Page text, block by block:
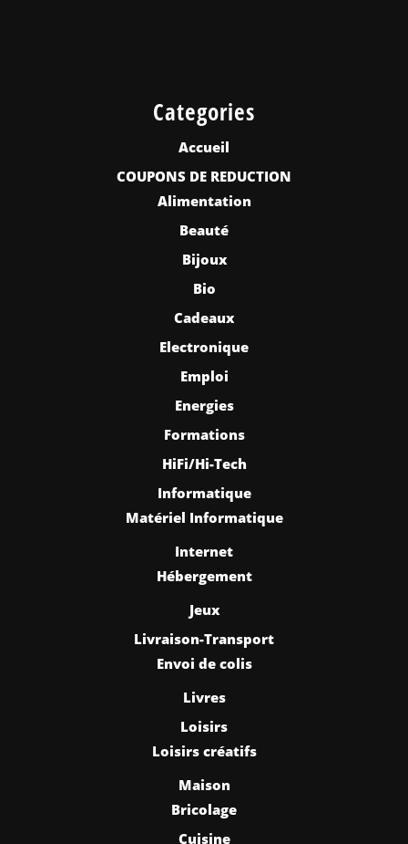
Categories
Accueil
COUPONS DE REDUCTION
Alimentation
Beauté
Bijoux
Bio
Cadeaux
Electronique
Emploi
Energies
Formations
HiFi/Hi-Tech
Informatique
Matériel Informatique
Internet
Hébergement
Jeux
Livraison-Transport
Envoi de colis
Livres
Loisirs
Loisirs créatifs
Maison
Bricolage
Cuisine